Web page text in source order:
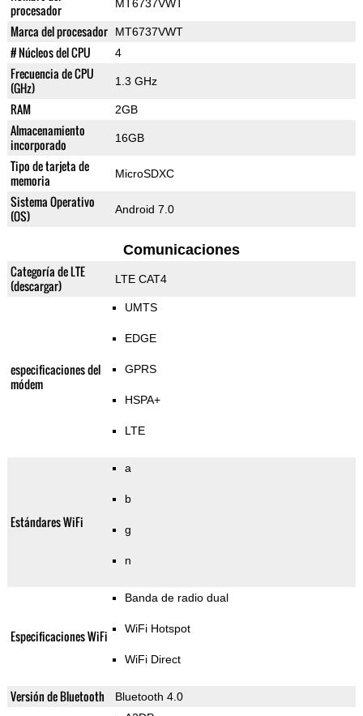
procesador
MT6737VWT
Marca del procesador MT6737VWT
# Núcleos del CPU 4
Frecuencia de CPU
(GHz)
1.3 GHz
RAM 2GB
Almacenamiento
incorporado
16GB
Tipo de tarjeta de
memoria
MicroSDXC
Sistema Operativo
(OS)
Android 7.0
Comunicaciones
Categoría de LTE
(descargar)
LTE CAT4
especificaciones del
módem
UMTS
EDGE
GPRS
HSPA+
LTE
Estándares WiFi
a
b
g
n
Especificaciones WiFi
Banda de radio dual
WiFi Hotspot
WiFi Direct
Versión de Bluetooth Bluetooth 4.0